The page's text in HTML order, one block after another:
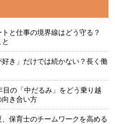
と仕事の境界線はどう守る？
好き」だけでは続かない？長く働
目の「中だるみ」をどう乗り越
向き合い方
、保育士のチームワークを高める